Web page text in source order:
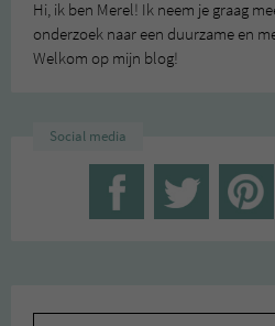
Hi, ik ben Merel! Ik neem je graag
onderzoek naar een duurzame en
Welkom op mijn blog!
Social media